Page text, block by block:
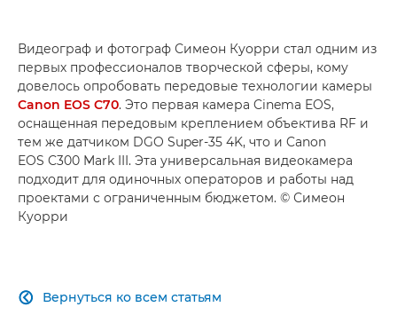
Видеограф и фотограф Симеон Куорри стал одним из
первых профессионалов творческой сферы, кому
довелось опробовать передовые технологии камеры
Canon EOS C70. Это первая камера Cinema EOS,
оснащенная передовым креплением объектива RF и
тем же датчиком DGO Super-35 4K, что и Canon
EOS C300 Mark III. Эта универсальная видеокамера
подходит для одиночных операторов и работы над
проектами с ограниченным бюджетом. © Симеон
Куорри
Вернуться ко всем статьям
